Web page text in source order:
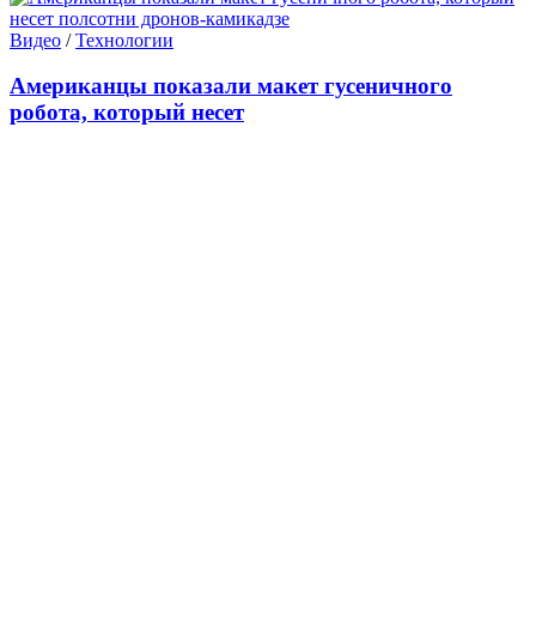
Видео /Технологии
Американцы показали макет гусеничного
робота, который несет